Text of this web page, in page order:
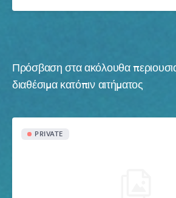
Πρόσβαση στα ακόλουθα
διαθέσιμα κατόπιν αιτήματος
PRIVATE